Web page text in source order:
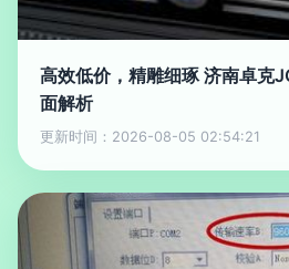
高效低价，精雕细琢 济南卓克
面解析
更新时间：2026-08-05 02:54:21